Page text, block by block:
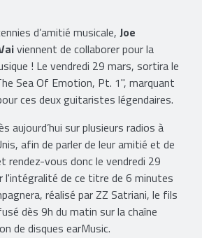
d’amitié musicale, Joe
viennent de collaborer pour la
! Le vendredi 29 mars, sortira le
Sea Of Emotion, Pt. 1", marquant
ces deux guitaristes légendaires.
aujourd’hui sur plusieurs radios à
afin de parler de leur amitié et de
rendez-vous donc le vendredi 29
l'intégralité de ce titre de 6 minutes
réalisé par ZZ Satriani, le fils
dès 9h du matin sur la chaîne
de disques earMusic.